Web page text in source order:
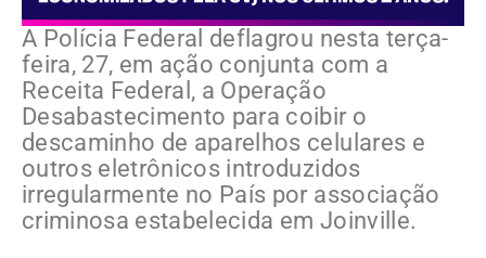
A Polícia Federal deflagrou nesta terça-
feira, 27, em ação conjunta com a
Receita Federal, a Operação
Desabastecimento para coibir o
descaminho de aparelhos celulares e
outros eletrônicos introduzidos
irregularmente no País por associação
criminosa estabelecida em Joinville.